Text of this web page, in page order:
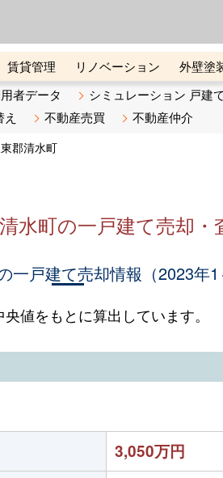
賃貸管理 リノベーション 外壁塗
ガジンBiz 不動産売却ご相談デスク
者データ
シミュレーション 戸建て
不動産売買 不動産仲介
郡清水町
水町の一戸建て売却・
一戸建て売却情報（2023年1
値をもとに算出しています。
3,050万円